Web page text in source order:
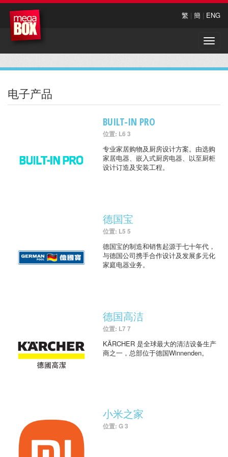
繁 | 簡 | ENG
Toggle
电子产品
BUILT-IN PRO
位置: L6 3
专业家居购物及厨房设计方案。由选购
家居电器、嵌入式厨房电器、以至厨柜
设计订造及安装工程。
德国宝
位置: L5 5
德国宝的制造和销售起源于七十年代，
与德国公司携手合作设计及发展多元化
家庭电器业务。
德国高洁
位置: L7 7
KÄRCHER 是全球最大的清洁设备生产
商之一，总部位于德国Winnenden。
小米之家
位置: G 3